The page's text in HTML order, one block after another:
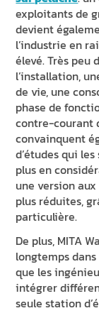
exploitants de
devient
l’industrie en
élevé. Très peu
l’installation,
de vie, une
phase de
contre-courant
convainquent
d’études qui
plus en
une version
plus réduites,
particulière.
De plus, MITA
longtemps
que les
intégrer
seule station